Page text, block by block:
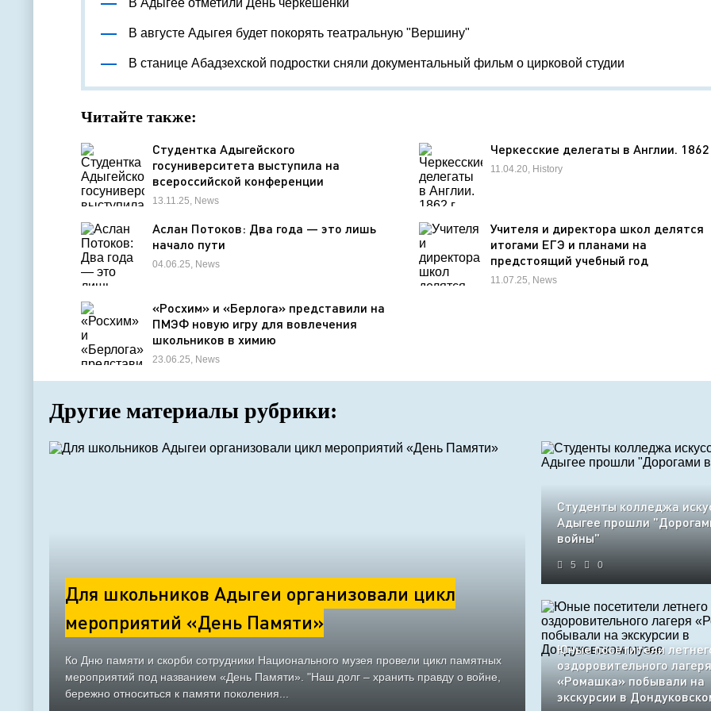
В Адыгее отметили День черкешенки
В августе Адыгея будет покорять театральную "Вершину"
В станице Абадзехской подростки сняли документальный фильм о цирковой студии
Читайте также:
Студентка Адыгейского
госуниверситета выступила на
всероссийской конференции
13.11.25, News
Черкесские делегаты в Англии. 1862
11.04.20, History
Аслан Потоков: Два года — это лишь
начало пути
04.06.25, News
Учителя и директора школ делятся
итогами ЕГЭ и планами на
предстоящий учебный год
11.07.25, News
«Росхим» и «Берлога» представили на
ПМЭФ новую игру для вовлечения
школьников в химию
23.06.25, News
Другие материалы рубрики:
Для школьников Адыгеи организовали цикл
мероприятий «День Памяти»
Ко Дню памяти и скорби сотрудники Национального музея провели цикл памятных
мероприятий под названием «День Памяти». "Наш долг – хранить правду о войне,
бережно относиться к памяти поколения...
Студенты колледжа
Адыгее прошли
войны"
5 0
Юные посетители
оздоровительного лагеря
«Ромашка» побывали на
экскурсии в